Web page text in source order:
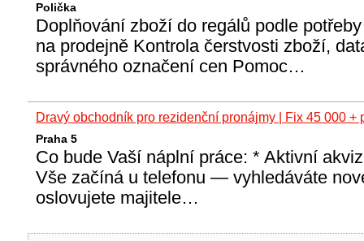
Polička
Doplňování zboží do regálů podle
na prodejně Kontrola čerstvosti zboží,
správného označení cen Pomoc…
Dravý obchodník pro rezidenční pronájmy | Fix 45 000 +
Praha 5
Co bude Vaší náplní práce: * Aktivní
Vše začíná u telefonu — vyhledáváte
oslovujete majitele…